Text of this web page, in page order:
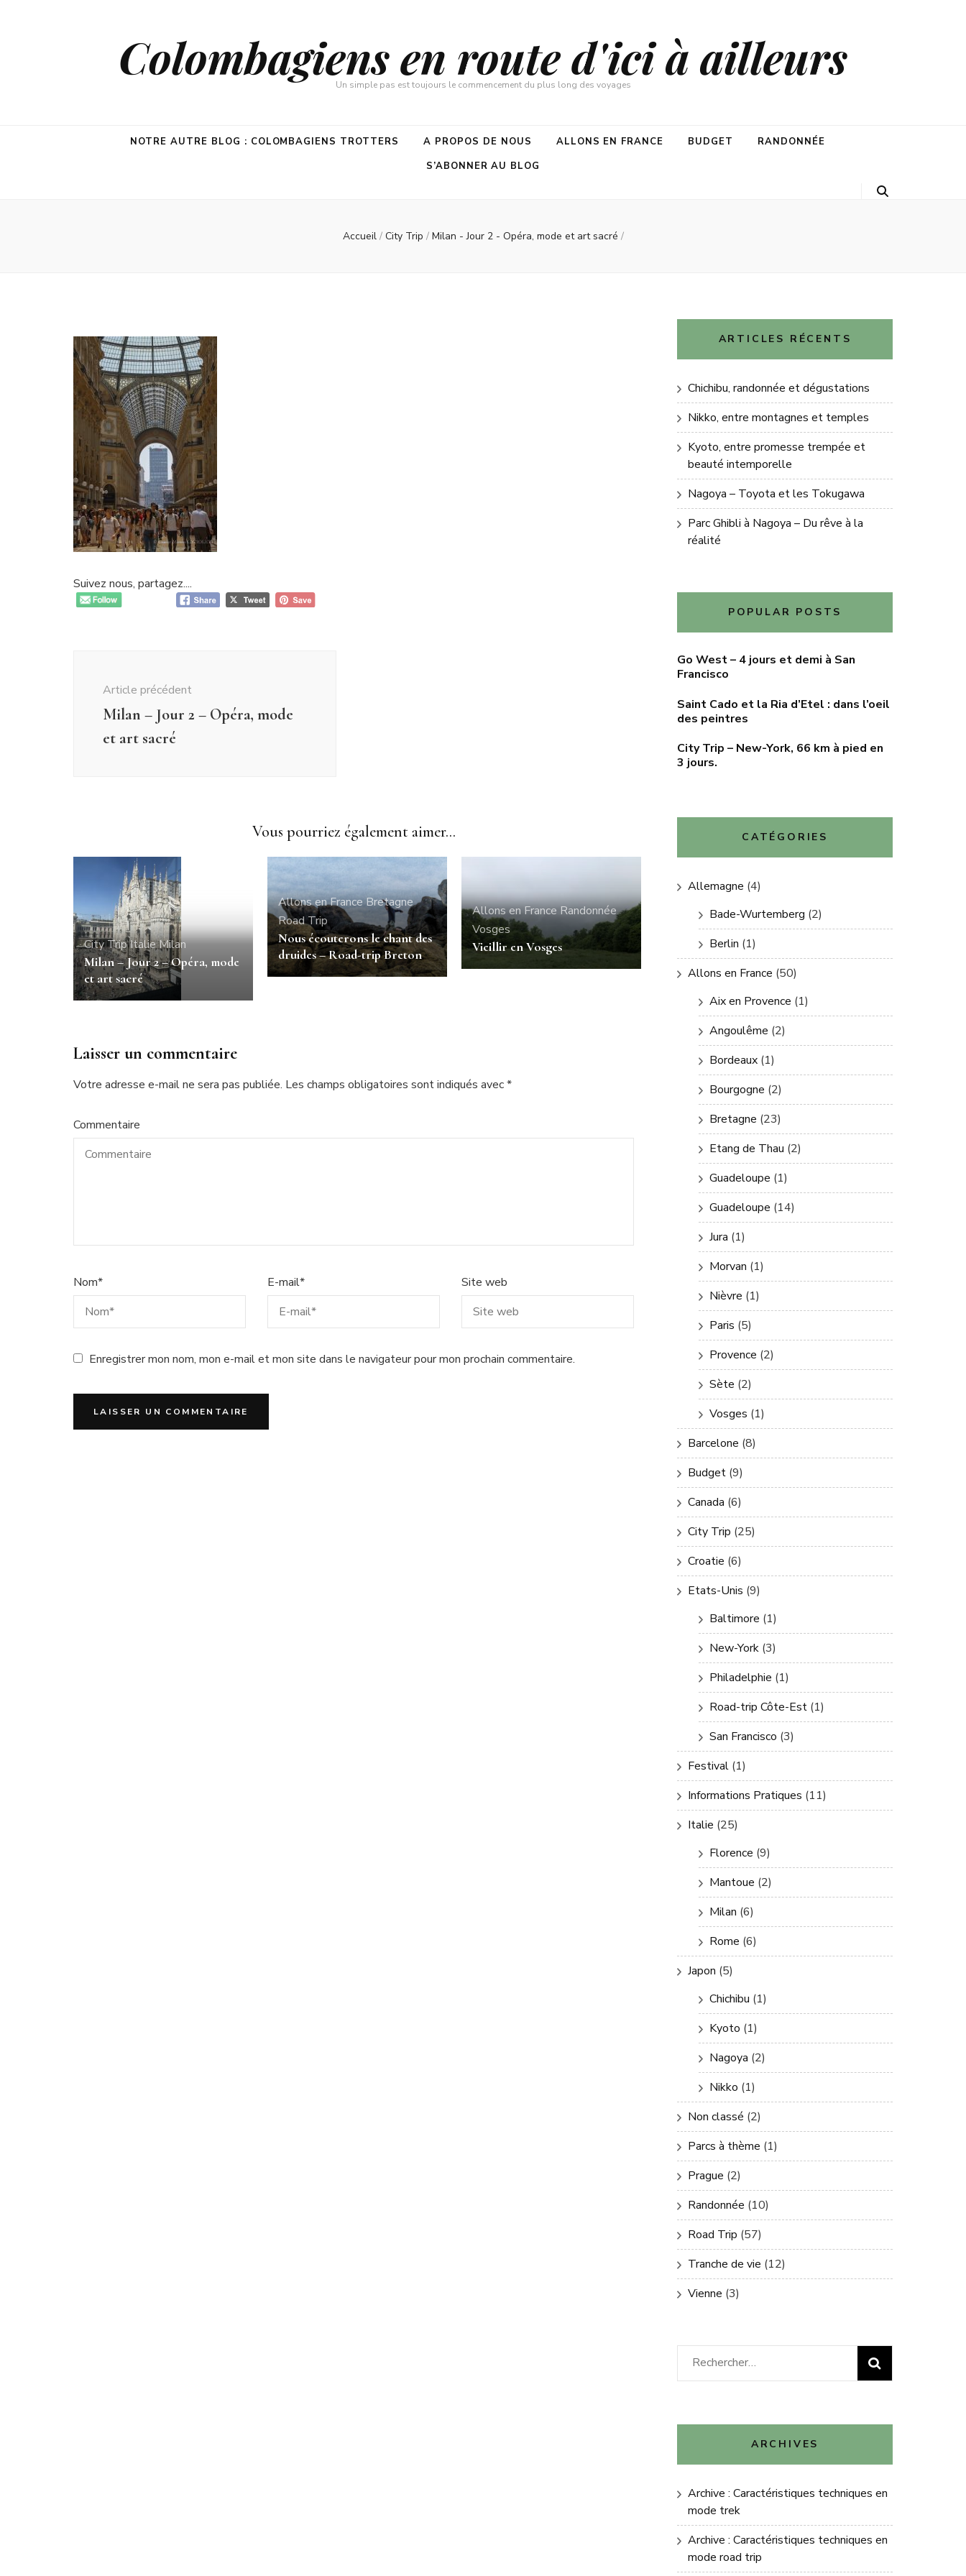
Colombagiens en route d'ici à ailleurs
Un simple pas est toujours le commencement du plus long des voyages
NOTRE AUTRE BLOG : COLOMBAGIENS TROTTERS A PROPOS DE NOUS ALLONS EN FRANCE BUDGET
RANDONNÉE
S’ABONNER AU BLOG
Accueil / City Trip / Milan - Jour 2 - Opéra, mode et art sacré /
Suivez nous, partagez....
Article précédent
Milan – Jour 2 – Opéra, mode
et art sacré
Vous pourriez également aimer...
City TripItalieMilan
Milan – Jour 2 – Opéra, mode
et art sacré
Allons en FranceBretagne
Road Trip
Nous écouterons le chant des
druides – Road-trip Breton
Allons en FranceRandonnée
Vosges
Vieillir en Vosges
Laisser un commentaire
Votre adresse e-mail ne sera pas publiée. Les champs obligatoires sont indiqués avec*
Commentaire
Nom* E-mail* Site web
Enregistrer mon nom, mon e-mail et mon site dans le navigateur pour mon prochain commentaire.
ARTICLES RÉCENTS
Chichibu, randonnée et dégustations
Nikko, entre montagnes et temples
Kyoto, entre promesse trempée et
beauté intemporelle
Nagoya – Toyota et les Tokugawa
Parc Ghibli à Nagoya – Du rêve à la
réalité
POPULAR POSTS
Go West – 4 jours et demi à San
Francisco
Saint Cado et la Ria d’Etel : dans l’oeil
des peintres
City Trip – New-York, 66 km à pied en
3 jours.
CATÉGORIES
Allemagne (4)
Bade-Wurtemberg (2)
Berlin (1)
Allons en France (50)
Aix en Provence (1)
Angoulême (2)
Bordeaux (1)
Bourgogne (2)
Bretagne (23)
Etang de Thau (2)
Guadeloupe (1)
Guadeloupe (14)
Jura (1)
Morvan (1)
Nièvre (1)
Paris (5)
Provence (2)
Sète (2)
Vosges (1)
Barcelone (8)
Budget (9)
Canada (6)
City Trip (25)
Croatie (6)
Etats-Unis (9)
Baltimore (1)
New-York (3)
Philadelphie (1)
Road-trip Côte-Est (1)
San Francisco (3)
Festival (1)
Informations Pratiques (11)
Italie (25)
Florence (9)
Mantoue (2)
Milan (6)
Rome (6)
Japon (5)
Chichibu (1)
Kyoto (1)
Nagoya (2)
Nikko (1)
Non classé (2)
Parcs à thème (1)
Prague (2)
Randonnée (10)
Road Trip (57)
Tranche de vie (12)
Vienne (3)
Rechercher :
ARCHIVES
Archive : Caractéristiques techniques en
mode trek
Archive : Caractéristiques techniques en
mode road trip